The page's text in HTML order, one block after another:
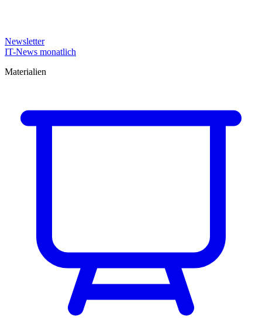
Newsletter
IT-News monatlich
Materialien